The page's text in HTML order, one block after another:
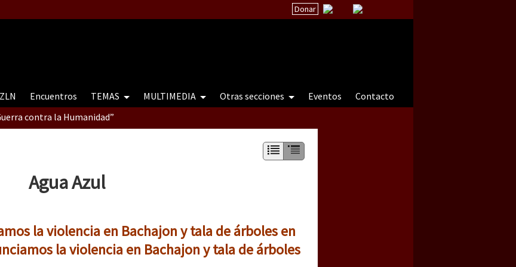
Donar
Encuentros TEMAS MULTIMEDIA Otras secciones Eventos
Contacto
contra la Humanidad”
Agua Azul
la violencia en Bachajon y tala de árboles en
la violencia en Bachajon y tala de árboles